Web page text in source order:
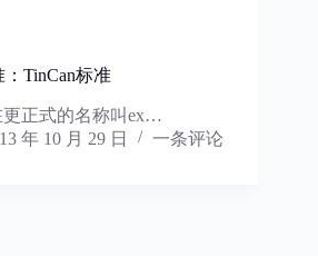
TinCan标准
更正式的名称叫ex…
年 10 月 29 日 一条评论